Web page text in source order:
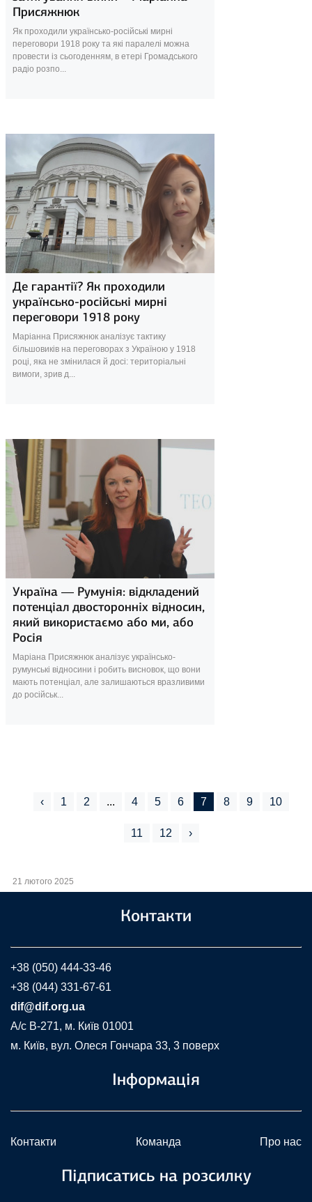
Присяжнюк
Як проходили українсько-російські мирні
переговори 1918 року та які паралелі можна
провести із сьогоденням, в етері Громадського
радіо розпо...
11 березня 2025
Де гарантії? Як проходили
українсько-російські мирні
переговори 1918 року
Маріанна Присяжнюк аналізує тактику
більшовиків на переговорах з Україною у 1918
році, яка не змінилася й досі: територіальні
вимоги, зрив д...
Україна — Румунія: відкладений
потенціал двосторонніх відносин,
який використаємо або ми, або
Росія
Маріана Присяжнюк аналізує українсько-
румунські відносини і робить висновок, що вони
мають потенціал, але залишаються вразливими
до російськ...
21 лютого 2025
‹ 1 2 ... 4 5 6 7 8 9 10
11 12 ›
Контакти
+38 (050) 444-33-46
+38 (044) 331-67-61
dif@dif.org.ua
A/c В-271, м. Київ 01001
м. Київ, вул. Олеся Гончара 33, 3 поверх
Інформація
Контакти Команда Про нас
Підписатись на розсилку